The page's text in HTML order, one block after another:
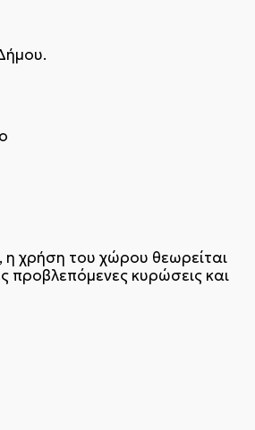
χρήση του χώρου θεωρείται
προβλεπόμενες κυρώσεις και